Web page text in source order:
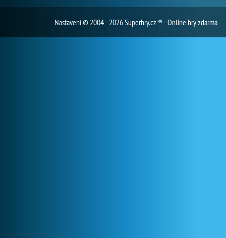
Nastavení© 2004 - 2026 Superhry.cz ® - Online hry zdarma